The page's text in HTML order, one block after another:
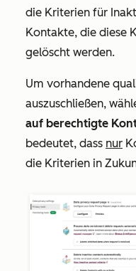
die Kriterien für
Kontakte, die diese
gelöscht werden.
Um vorhandene
auszuschließen,
auf berechtigte
bedeutet, dass nur
die Kriterien in